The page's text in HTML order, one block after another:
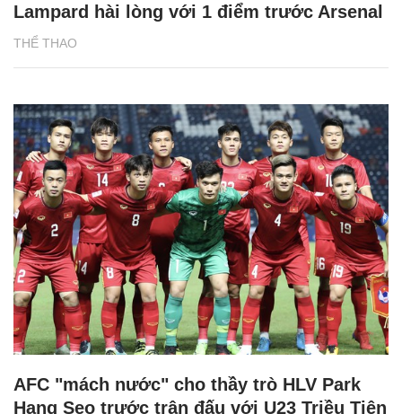
THỂ THAO
Lampard hài lòng với 1 điểm trước Arsenal
AFC "mách nước" cho thầy trò HLV Park
Hang Seo trước trận đấu với U23 Triều Tiên